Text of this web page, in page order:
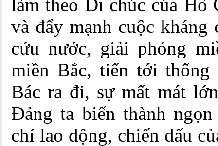
làm theo Di chúc của Hồ
và đẩy mạnh cuộc
cứu nước, giải phóng
miền Bắc, tiến tới thống
Bác ra đi, sự mất mát
Đảng ta biến thành
chí lao động, chiến đấu